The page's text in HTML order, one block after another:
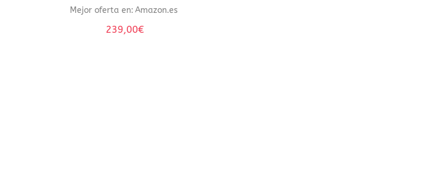
Mejor oferta en: Amazon.es
239,00€